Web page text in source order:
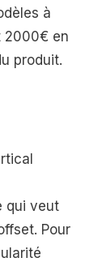
à
2000€ en
produit.
qui veut
Pour